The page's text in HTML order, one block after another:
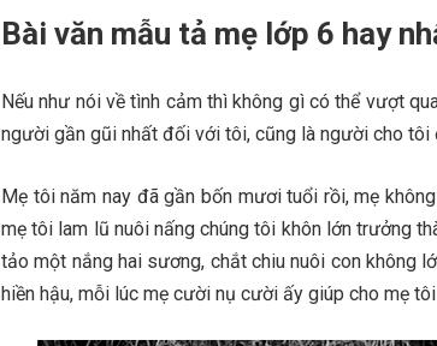
Bài văn mẫu tả mẹ lớp 6 hay
Nếu như nói về tình cảm thì không gì có thể vượt
người gần gũi nhất đối với tôi, cũng là người cho
Mẹ tôi năm nay đã gần bốn mươi tuổi rồi, mẹ
mẹ tôi lam lũ nuôi nấng chúng tôi khôn lớn trưởng
tảo một nắng hai sương, chắt chiu nuôi con không
hiền hậu, mỗi lúc mẹ cười nụ cười ấy giúp cho mẹ